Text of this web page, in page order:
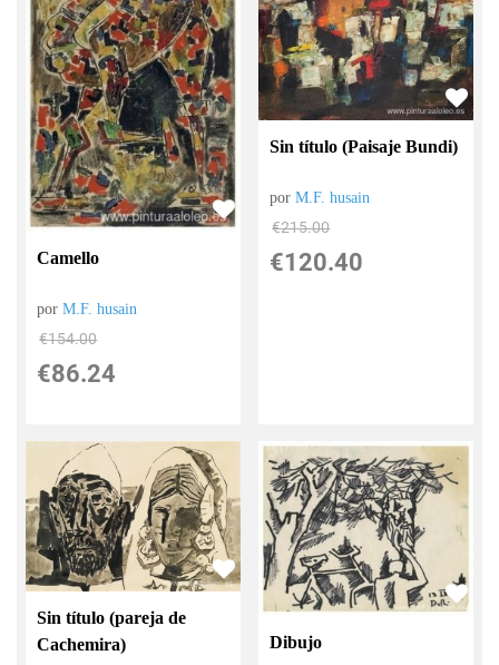
Camello
porM.F. husain
€154.00
€86.24
Sin título (Paisaje Bundi)
porM.F. husain
€215.00
€120.40
Sin título (pareja de
Cachemira)
Dibujo